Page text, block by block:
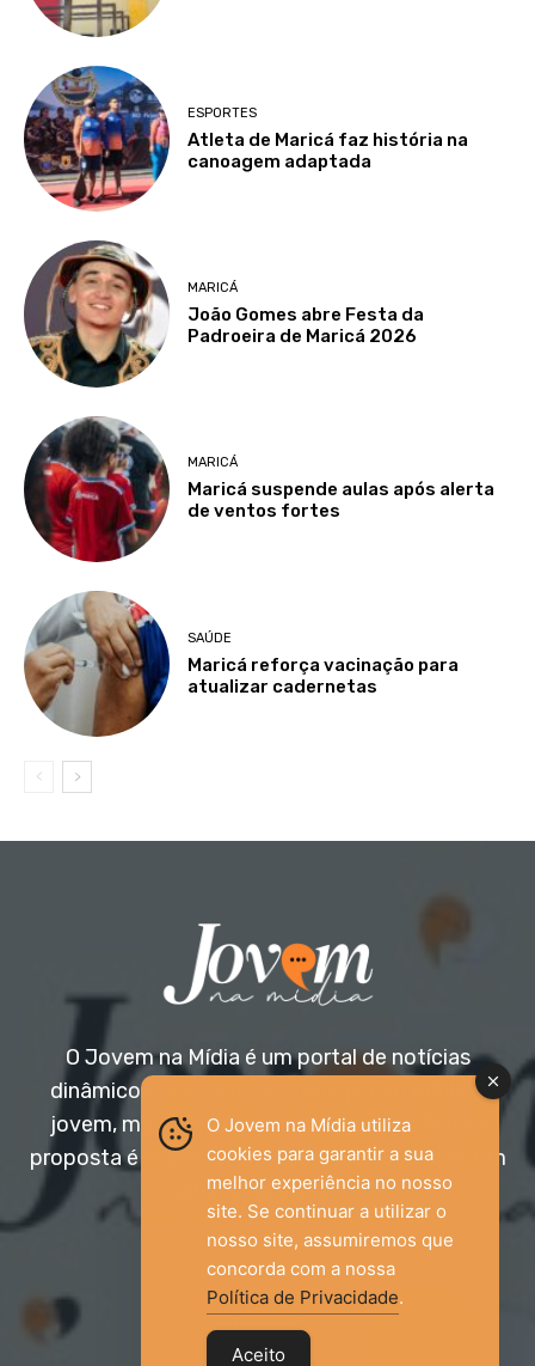
ESPORTES
Atleta de Maricá faz história na
canoagem adaptada
MARICÁ
João Gomes abre Festa da
Padroeira de Maricá 2026
MARICÁ
Maricá suspende aulas após alerta
de ventos fortes
SAÚDE
Maricá reforça vacinação para
atualizar cadernetas
O Jovem na Mídia é um portal de notícias
dinâmico e acessível, voltado para o público
jovem, mas aberto a todas as idades. Nossa
proposta é trazer informação relevante com um
olhar diferenciado.
Entre em contato:
jovemnamidia2017@gmail.com
O Jovem na Mídia utiliza
cookies para garantir a sua
melhor experiência no nosso
site. Se continuar a utilizar o
nosso site, assumiremos que
concorda com a nossa
Política de Privacidade.
Aceito